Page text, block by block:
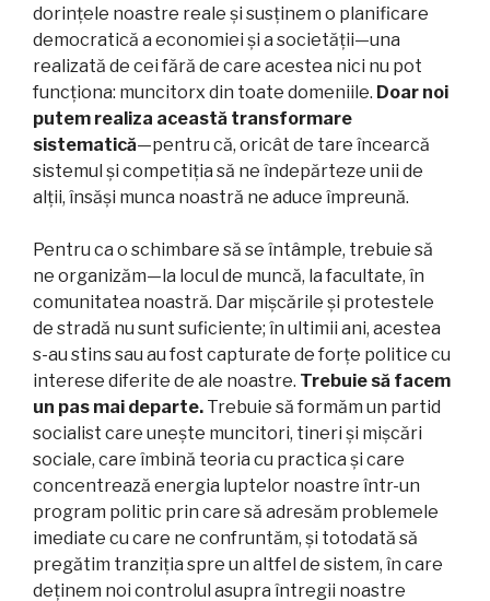
dorințele noastre reale și susținem o planificare
democratică a economiei și a societății—una
realizată de cei fără de care acestea nici nu pot
funcționa: muncitorx din toate domeniile. Doar noi
putem realiza această transformare
sistematică—pentru că, oricât de tare încearcă
sistemul și competiția să ne îndepărteze unii de
alții, însăși munca noastră ne aduce împreună.
Pentru ca o schimbare să se întâmple, trebuie să
ne organizăm—la locul de muncă, la facultate, în
comunitatea noastră. Dar mișcările și protestele
de stradă nu sunt suficiente; în ultimii ani, acestea
s-au stins sau au fost capturate de forțe politice cu
interese diferite de ale noastre. Trebuie să facem
un pas mai departe. Trebuie să formăm un partid
socialist care unește muncitori, tineri și mișcări
sociale, care îmbină teoria cu practica și care
concentrează energia luptelor noastre într-un
program politic prin care să adresăm problemele
imediate cu care ne confruntăm, și totodată să
pregătim tranziția spre un altfel de sistem, în care
deținem noi controlul asupra întregii noastre